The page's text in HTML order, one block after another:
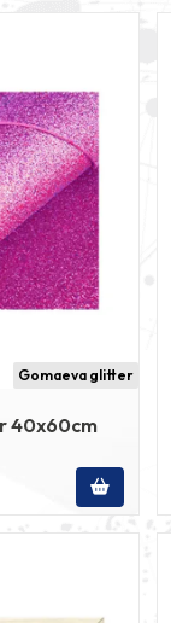
Gomaeva glitter
40x60cm